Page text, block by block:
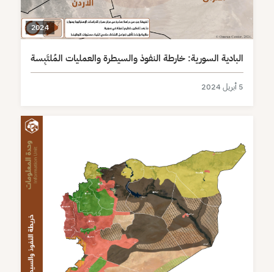
2024
البادية السورية: خارطة النفوذ والسيطرة والعمليات المُلتَبِسة
5 أبريل 2024